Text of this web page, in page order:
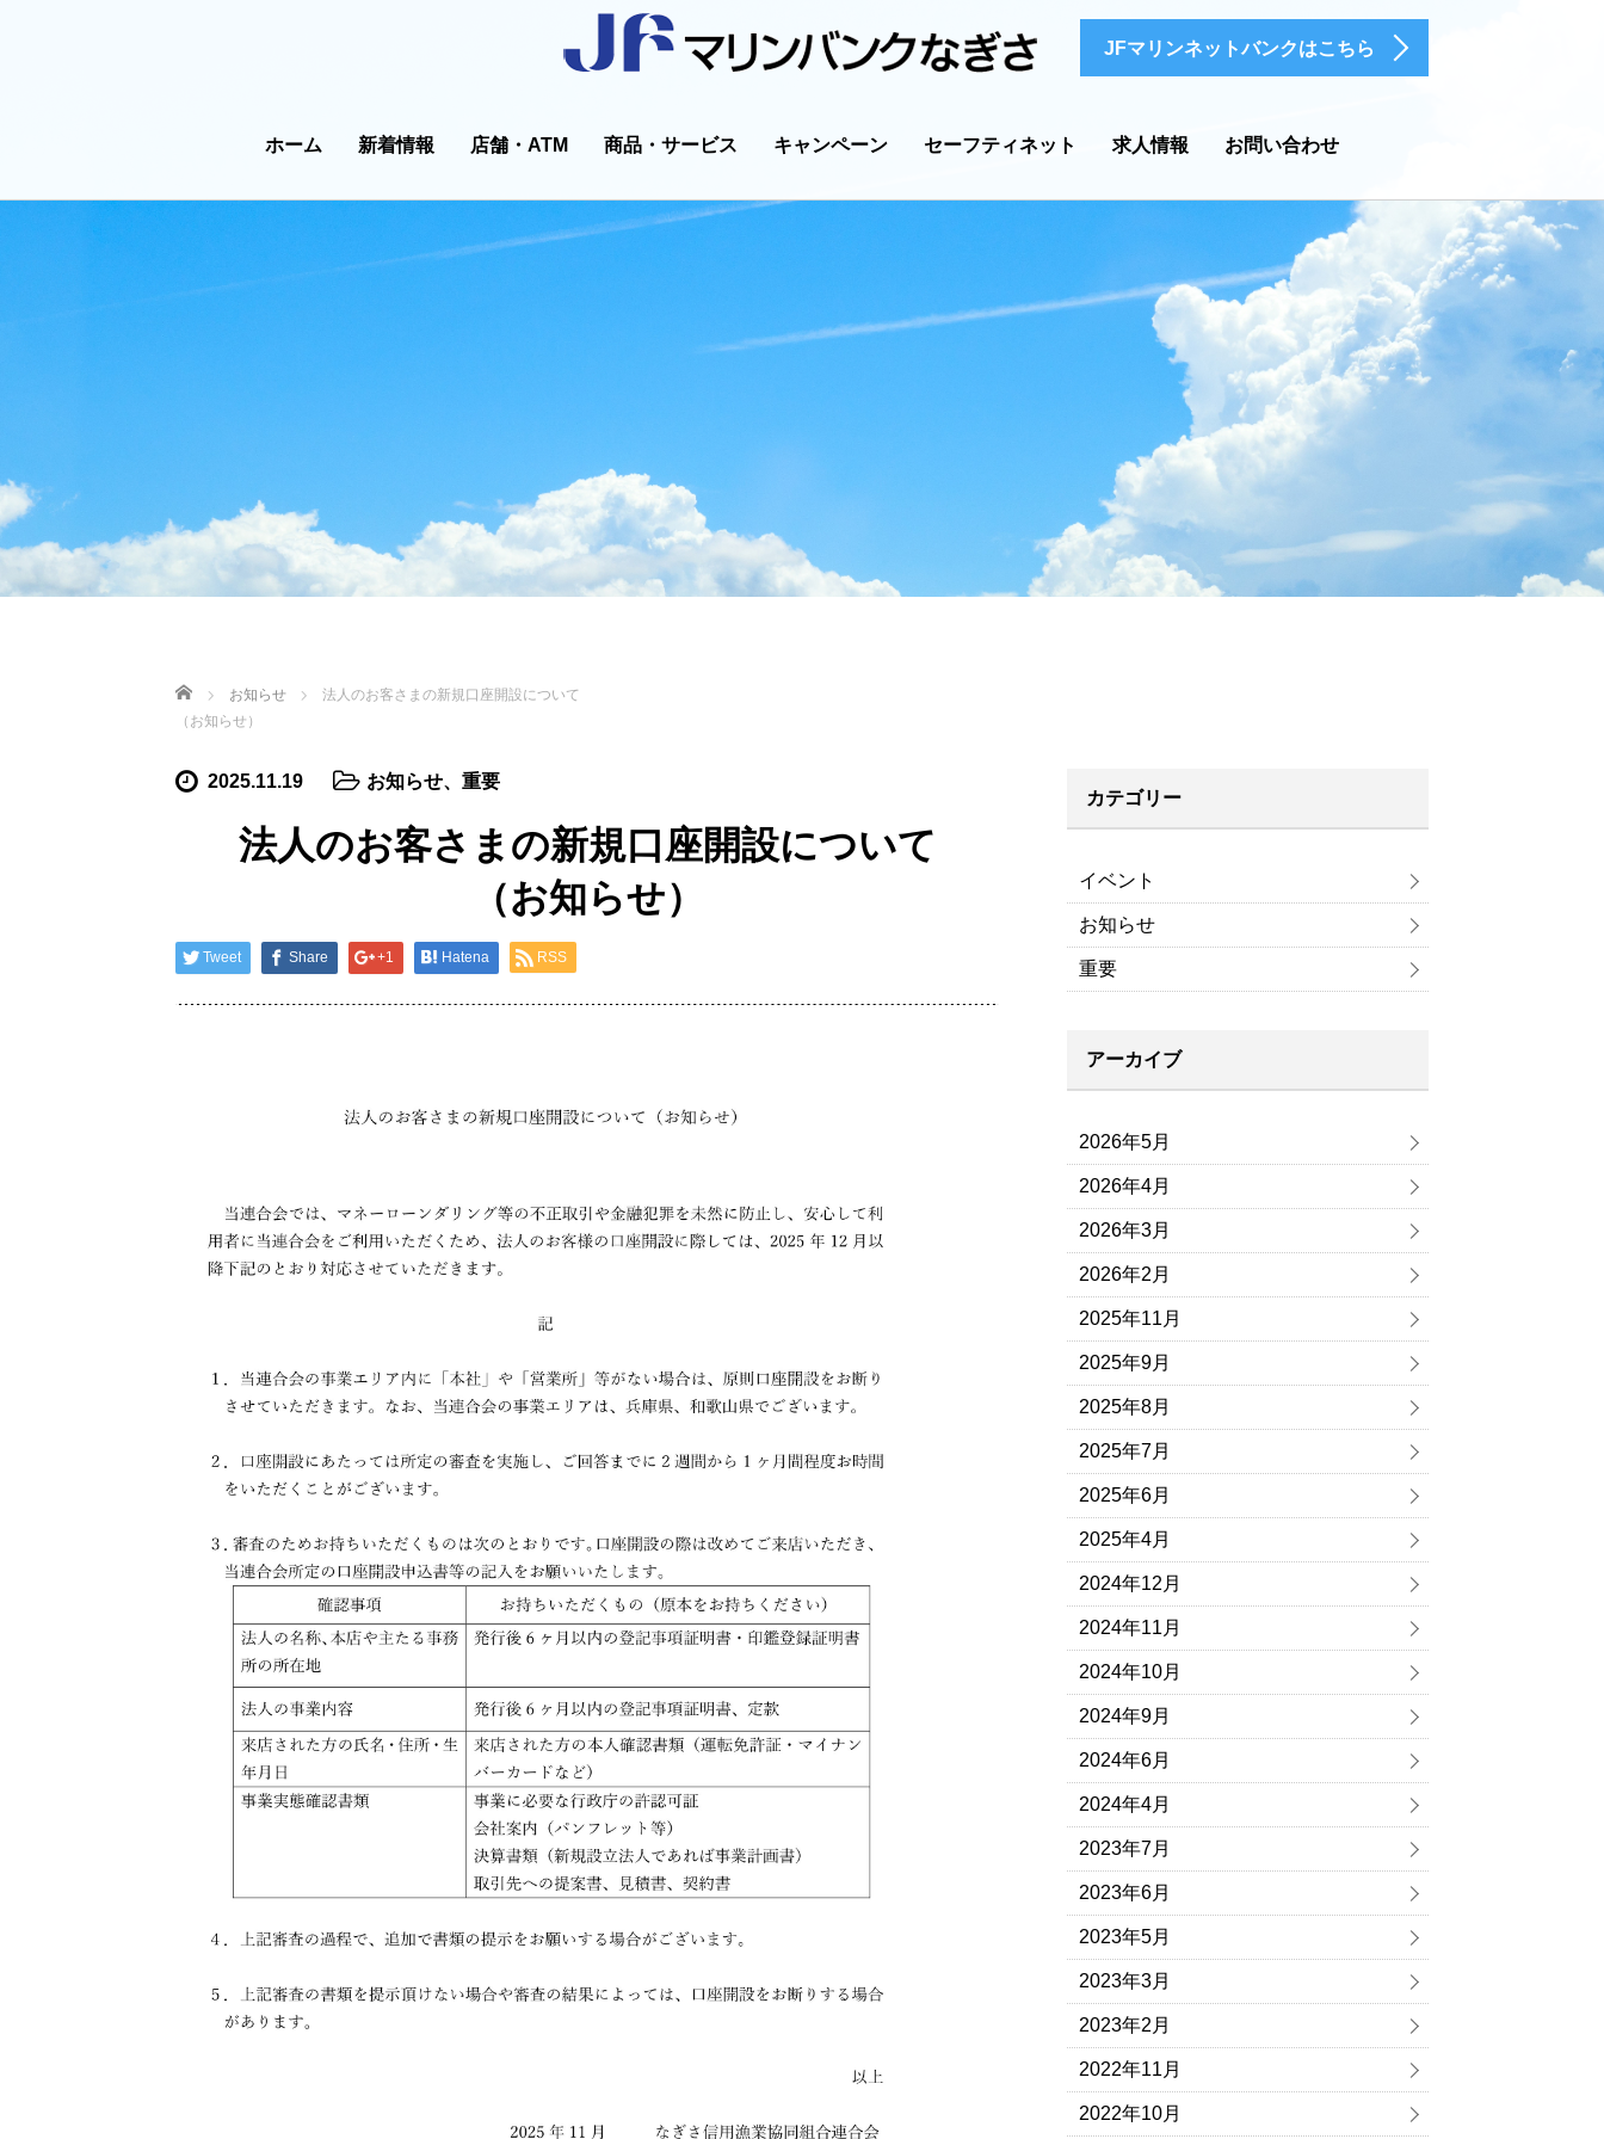
ホーム 新着情報 店舗・ATM 商品・サービス キャンペーン セーフティネット 求人情報 お問い合わせ
JFマリンネットバンクはこちら
HOME お知らせ
法人のお客さまの新規口座開設について
（お知らせ）
2025.11.19 お知らせ、 重要
法人のお客さまの新規口座開設について
（お知らせ）
Tweet Share +1 Hatena RSS
カテゴリー
イベント
お知らせ
重要
アーカイブ
2026年5月
2026年4月
2026年3月
2026年2月
2025年11月
2025年9月
2025年8月
2025年7月
2025年6月
2025年4月
2024年12月
2024年11月
2024年10月
2024年9月
2024年6月
2024年4月
2023年7月
2023年6月
2023年5月
2023年3月
2023年2月
2022年11月
2022年10月